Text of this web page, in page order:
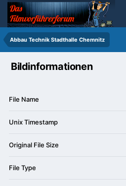
Abbau Technik Stadthalle Chemnitz
Bildinformationen
File Name
Unix Timestamp
Original File Size
File Type